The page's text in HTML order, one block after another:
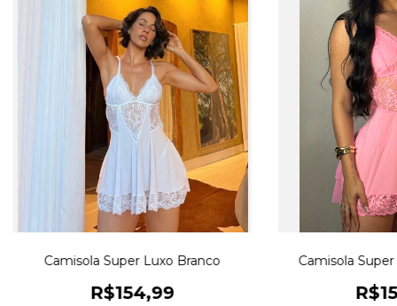
Camisola Super Luxo Branco
R$154,99
Camisola